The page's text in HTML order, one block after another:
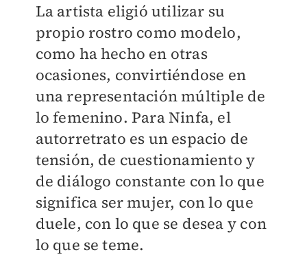
La artista eligió utilizar su
propio rostro como modelo,
como ha hecho en otras
ocasiones, convirtiéndose en
una representación múltiple de
lo femenino. Para Ninfa, el
autorretrato es un espacio de
tensión, de cuestionamiento y
de diálogo constante con lo que
significa ser mujer, con lo que
duele, con lo que se desea y con
lo que se teme.